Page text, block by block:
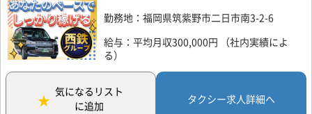
勤務地：福岡県筑紫野市二日市南3-2-6
給与：平均月収300,000円 （社内実績によ
る）
気になるリスト
に追加
タクシー求人詳細へ